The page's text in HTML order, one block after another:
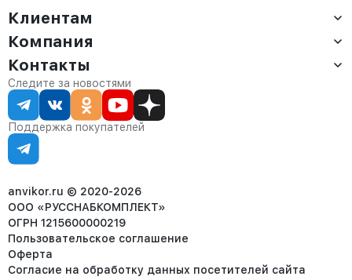
Клиентам
Доставка
Оплата
Сервис
Статус заказа
Статьи
Компания
О компании
Контакты
Партнёрам
Контакты
Отдел продаж:
8 (800) 234-22-62
corp@anvikor.ru
Ежедневно, с 7:00-19:00 (МСК)
Отдел рекламации:
8 (953) 455-25-61
Следите за новостями
Поддержка покупателей
anvikor.ru © 2020-2026
ООО «РУССНАБКОМПЛЕКТ»
ОГРН 1215600000219
Пользовательское соглашение
Оферта
Согласие на обработку данных посетителей сайта